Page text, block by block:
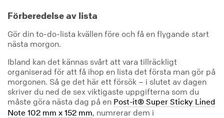
Förberedelse av lista
Gör din to-do-lista kvällen före och få en flygande start
nästa morgon.
Ibland kan det kännas svårt att vara tillräckligt
organiserad för att få ihop en lista det första man gör på
morgonen. Så ge det här ett försök – i slutet av dagen
skriver du ned de sex viktigaste uppgifterna som du
måste göra nästa dag på en Post-it® Super Sticky Lined
Note 102 mm x 152 mm, numrerar dem i